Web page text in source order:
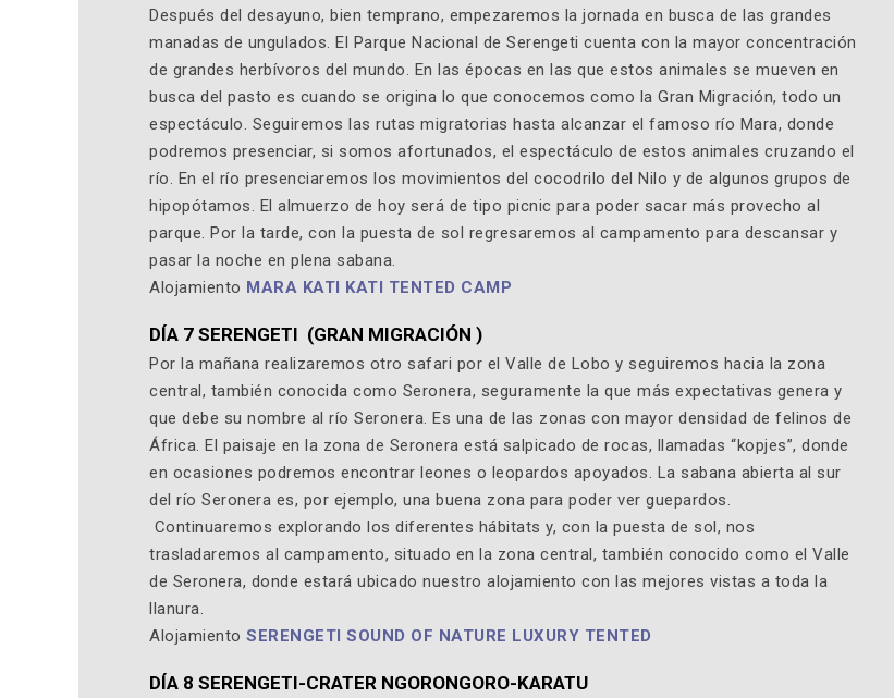
Después del desayuno, bien temprano, empezaremos la jornada en busca de las grandes
manadas de ungulados. El Parque Nacional de Serengeti cuenta con la mayor concentración
de grandes herbívoros del mundo. En las épocas en las que estos animales se mueven en
busca del pasto es cuando se origina lo que conocemos como la Gran Migración, todo un
espectáculo. Seguiremos las rutas migratorias hasta alcanzar el famoso río Mara, donde
podremos presenciar, si somos afortunados, el espectáculo de estos animales cruzando el
río. En el río presenciaremos los movimientos del cocodrilo del Nilo y de algunos grupos de
hipopótamos. El almuerzo de hoy será de tipo picnic para poder sacar más provecho al
parque. Por la tarde, con la puesta de sol regresaremos al campamento para descansar y
pasar la noche en plena sabana.
Alojamiento MARA KATI KATI TENTED CAMP
DÍA 7 SERENGETI (GRAN MIGRACIÓN )
Por la mañana realizaremos otro safari por el Valle de Lobo y seguiremos hacia la zona
central, también conocida como Seronera, seguramente la que más expectativas genera y
que debe su nombre al río Seronera. Es una de las zonas con mayor densidad de felinos de
África. El paisaje en la zona de Seronera está salpicado de rocas, llamadas “kopjes”, donde
en ocasiones podremos encontrar leones o leopardos apoyados. La sabana abierta al sur
del río Seronera es, por ejemplo, una buena zona para poder ver guepardos.
Continuaremos explorando los diferentes hábitats y, con la puesta de sol, nos
trasladaremos al campamento, situado en la zona central, también conocido como el Valle
de Seronera, donde estará ubicado nuestro alojamiento con las mejores vistas a toda la
llanura.
Alojamiento SERENGETI SOUND OF NATURE LUXURY TENTED
DÍA 8 SERENGETI-CRATER NGORONGORO-KARATU